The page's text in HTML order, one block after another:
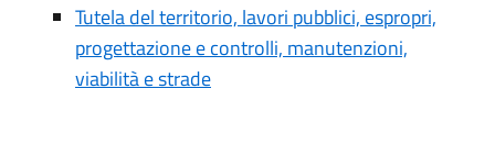
Tutela del territorio, lavori pubblici, espropri,
progettazione e controlli, manutenzioni,
viabilità e strade